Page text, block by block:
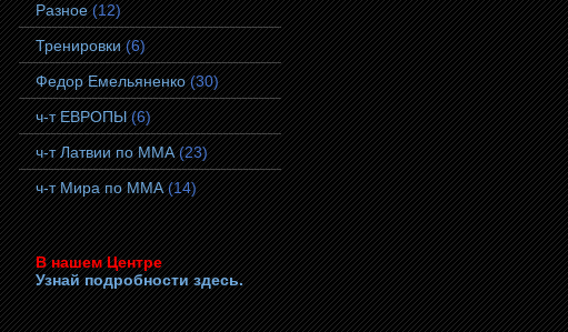
Разное (12)
Тренировки (6)
Федор Емельяненко (30)
ч-т ЕВРОПЫ (6)
ч-т Латвии по ММА (23)
ч-т Мира по ММА (14)
В нашем Центре
Узнай подробности здесь.